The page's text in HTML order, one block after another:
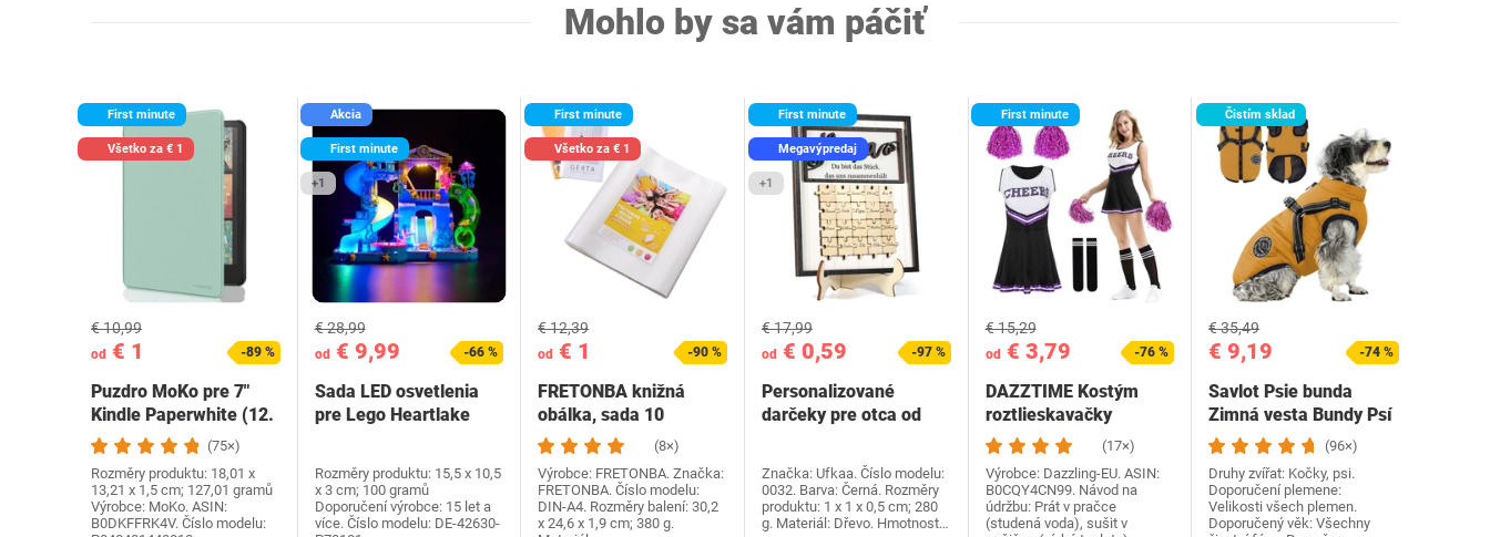
Mohlo by sa vám páčiť
First minute
Všetko za € 1
od € 1
€ 10,99
-89 %
Puzdro MoKo pre 7"
Kindle Paperwhite (12.
generácia-2024) a…
(75×)
Rozměry produktu: 18,01 x
13,21 x 1,5 cm; 127,01 gramů
Výrobce: MoKo. ASIN:
B0DKFFRK4V. Číslo modelu:
Akcia
First minute
+1
od€ 9,99
€ 28,99
-66 %
Sada LED osvetlenia
pre Lego Heartlake
Rozměry produktu: 15,5 x 10,5
x 3 cm; 100 gramů
Doporučení výrobce: 15 let a
více. Číslo modelu: DE-42630-
First minute
Všetko za € 1
od € 1
€ 12,39
-90 %
FRETONBA knižná
obálka, sada 10
knižných dosiek,
priehľadné…
(8×)
Výrobce: FRETONBA. Značka:
FRETONBA. Číslo modelu:
DIN-A4. Rozměry balení: 30,2
x 24,6 x 1,9 cm; 380 g.
First minute
Megavýpredaj
+1
od€ 0,59
€ 17,99
-97 %
Personalizované
darčeky pre otca od
Značka: Ufkaa. Číslo modelu:
0032. Barva: Černá. Rozměry
produktu: 1 x 1 x 0,5 cm; 280
g. Materiál: Dřevo. Hmotnost…
First minute
od€ 3,79
€ 15,29
-76 %
DAZZTIME Kostým
roztlieskavačky
dámske, kostým…
(17×)
Výrobce: Dazzling-EU. ASIN:
B0CQY4CN99. Návod na
údržbu: Prát v pračce
(studená voda), sušit v
Čistím sklad
€ 9,19
€ 35,49
-74 %
Savlot Psie bunda
Zimná vesta Bundy Psí
kabát Psí sveter…
(96×)
Druhy zvířat: Kočky, psi.
Doporučení plemene:
Velikosti všech plemen.
Doporučený věk: Všechny